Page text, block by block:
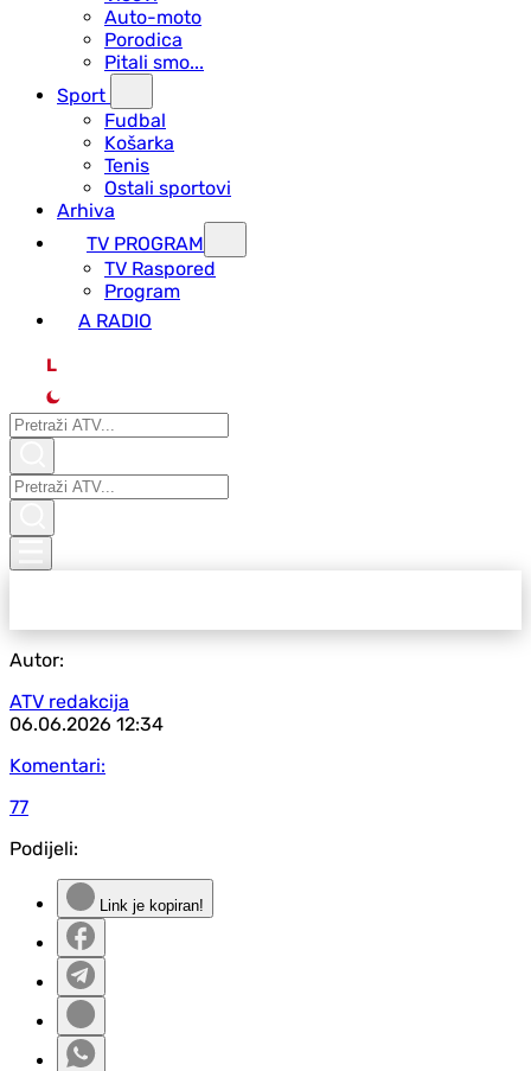
Auto-moto
Porodica
Pitali smo...
Sport
Fudbal
Košarka
Tenis
Ostali sportovi
Arhiva
TV PROGRAM
ТV Raspored
Program
A RADIO
L
Autor:
ATV redakcija
06.06.2026 12:34
Komentari:
77
Podijeli:
Link je kopiran!